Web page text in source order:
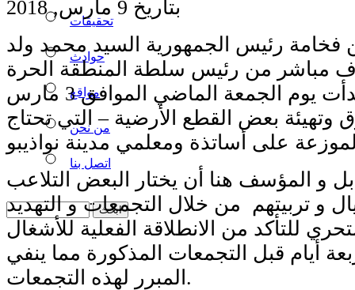
تحقيقات
حوادث
مواقع
من نحن
اتصل بنا
بتاريخ 9 مارس, 2018
فخامة رئيس الجمهورية السيد محمد ولد
مباشر من رئيس سلطة المنطقة الحرة
في نواذيبو بدأت يوم الجمعة الماضي الموافق 3 مارس
بعض القطع الأرضية – التي تحتاج
و المؤسف هنا أن يختار البعض التلاعب
و تربيتهم من خلال التجمعات و التهديد
للتأكد من الانطلاقة الفعلية للأشغال
أيام قبل التجمعات المذكورة مما ينفي
المبرر لهذه التجمعات.